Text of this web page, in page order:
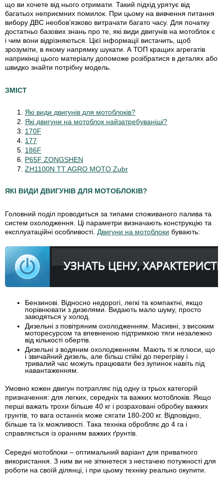
що ви хочете від нього отримати. Такий підхід урятує від
багатьох неприємних помилок. При цьому на вивчення питання
вибору ДВС необов’язково витрачати багато часу. Для початку
достатньо базових знань про те, які види двигунів на мотоблок є
і чим вони відрізняються. Цієї інформації вистачить, щоб
зрозуміти, в якому напрямку шукати. А ТОП кращих агрегатів
наприкінці цього матеріалу допоможе розібратися в деталях або
швидко знайти потрібну модель.
ЗМІСТ
Які види двигунів для мотоблоків?
Які двигуни на мотоблок найзатребуваніші?
170F
177
186F
P65F ZONGSHEN
ZH1100N TT AGRO MOTO Zubr
ЯКІ ВИДИ ДВИГУНІВ ДЛЯ МОТОБЛОКІВ?
Головний поділ проводиться за типами споживаного палива та
систем охолодження. Ці параметри визначають конструкцію та
експлуатаційні особливості. Двигуни на мотоблоки бувають:
Бензинові . Відносно недорогі, легкі та компактні, якщо
порівнювати з дизелями. Видають мало шуму, просто
заводяться у холод.
Дизельні з повітряним охолодженням . Масивні, з високим
моторесурсом та впевненою підтримкою тяги незалежно
від кількості обертів.
Дизельні з водяним охолодженням . Мають ті ж плюси, що
і звичайний дизель, але більш стійкі до перегріву і
тривалий час можуть працювати без зупинок навіть під
навантаженням.
Умовно кожен двигун потрапляє під одну із трьох категорій
призначення: для легких, середніх та важких мотоблоків. Якщо
перші важать трохи більше 40 кг і розраховані обробку важких
грунтів, то вага останніх може сягати 180-200 кг. Відповідно,
більше та їх можливості. Така техніка обробляє до 4 га і
справляється із оранням важких ґрунтів.
Середні мотоблоки – оптимальний варіант для приватного
використання. З ним ви не зіткнетеся з нестачею потужності для
роботи на своїй ділянці, і при цьому техніку реально окупити.